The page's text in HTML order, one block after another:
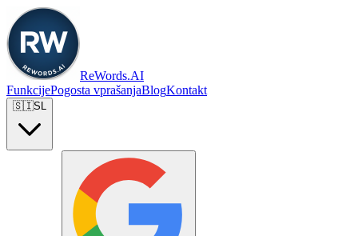
ReWords.AI
FunkcijePogosta vprašanjaBlogKontakt
🇸🇮SL